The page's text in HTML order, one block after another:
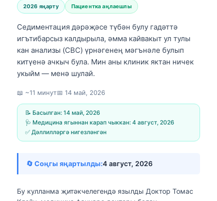
2026 яңарту Пациентка аңлаешлы
Седиментация дәрәҗәсе түбән булу гадәттә
игътибарсыз калдырыла, әмма кайвакыт ул тулы
кан анализы (CBC) үрнәгенең мәгънәле булып
китүенә ачкыч була. Мин аны клиник яктан ничек
укыйм — менә шулай.
📖 ~11 минут📅 14 май, 2026
📝 Басылган: 14 май, 2026
🩺 Медицина ягыннан карап чыккан: 4 август, 2026
✅ Дәллилләргә нигезләнгән
🔄 Соңгы яңартылды:4 август, 2026
Бу кулланма җитәкчелегендә язылды Доктор Томас